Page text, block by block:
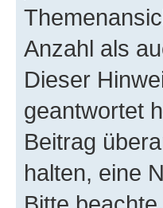
Anzahl als
Dieser
geantwortet
Beitrag
halten, eine